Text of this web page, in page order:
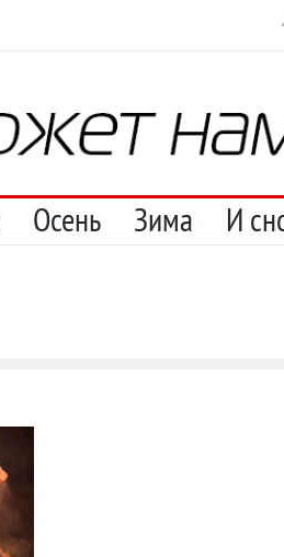
Марципан (из Агнии
Осень Зима И